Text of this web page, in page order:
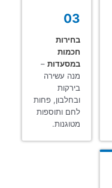
03
בחירות
חכמות
במסעדות –
מנה עשירה
בירקות
ובחלבון, פחות
לחם ותוספות
מטוגנות.